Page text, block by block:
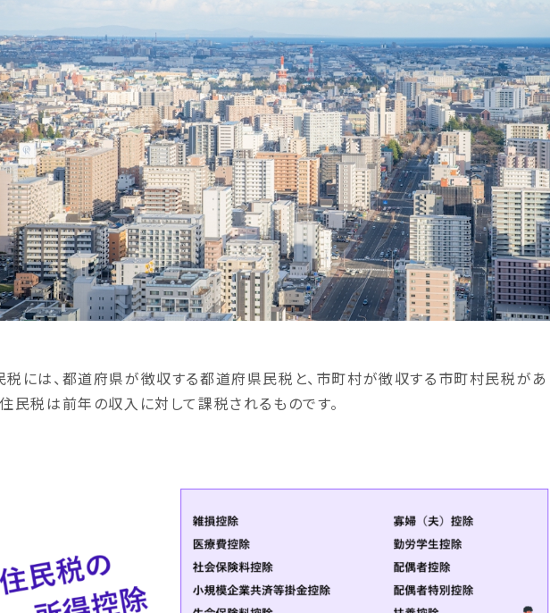
税には、都道府県が徴収する都道府県民税と、市町村が徴収する市町村民税があ
住民税は前年の収入に対して課税されるものです。